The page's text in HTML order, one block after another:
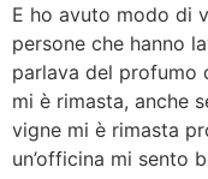
E ho avuto modo di
persone che hanno
parlava del profumo
mi è rimasta, anche
vigne mi è rimasta
un’officina mi sento